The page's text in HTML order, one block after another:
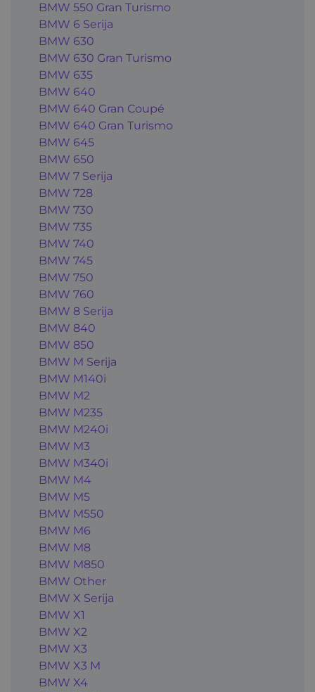
BMW 550 Gran Turismo
BMW 6 Serija
BMW 630
BMW 630 Gran Turismo
BMW 635
BMW 640
BMW 640 Gran Coupé
BMW 640 Gran Turismo
BMW 645
BMW 650
BMW 7 Serija
BMW 728
BMW 730
BMW 735
BMW 740
BMW 745
BMW 750
BMW 760
BMW 8 Serija
BMW 840
BMW 850
BMW M Serija
BMW M140i
BMW M2
BMW M235
BMW M240i
BMW M3
BMW M340i
BMW M4
BMW M5
BMW M550
BMW M6
BMW M8
BMW M850
BMW Other
BMW X Serija
BMW X1
BMW X2
BMW X3
BMW X3 M
BMW X4